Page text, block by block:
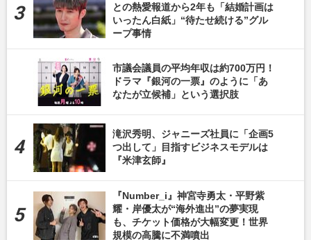
との熱愛報道から2年も「結婚計画は
いったん白紙」“待たせ続ける”グル
ープ事情
市議会議員の平均年収は約700万円！
ドラマ『銀河の一票』のように「あ
なたが立候補」という選択肢
滝沢秀明、ジャニーズ社員に「企画5
つ出して」目指すビジネスモデルは
『米津玄師』
『Number_i』神宮寺勇太・平野紫
耀・岸優太が“海外進出”の夢実現
も、チケット価格が大幅変更！世界
規模の高騰に不満噴出